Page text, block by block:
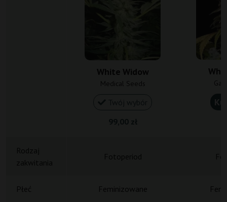
White Widow
Medical Seeds
Płeć Feminizowane